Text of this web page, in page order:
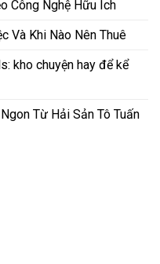
Công Nghệ Hữu Ích
Và Khi Nào Nên Thuê
kho chuyện hay để kể
Từ Hải Sản Tô Tuấn